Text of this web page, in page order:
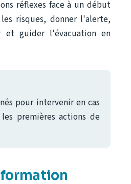
réflexes face à un début
risques, donner l'alerte,
et guider l'évacuation en
pour intervenir en cas
premières actions de